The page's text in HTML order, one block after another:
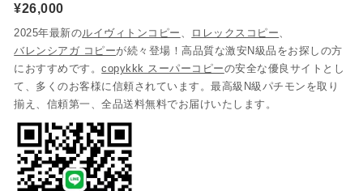
¥26,000
2025年最新のルイヴィトンコピー 、 ロレックスコピー、
バレンシアガ コピーが続々登場！高品質な激安N級品をお探しの方
におすすめです。copykkk スーパーコピーの安全な優良サイトとし
て、多くのお客様に信頼されています。最高級N級パチモンを取り
揃え、信頼第一、全品送料無料でお届けいたします。